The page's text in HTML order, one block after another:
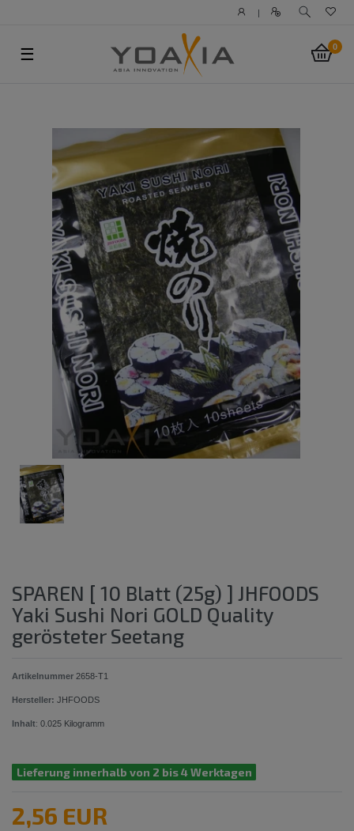
|
0
☰
SPAREN [ 10 Blatt (25g) ] JHFOODS
Yaki Sushi Nori GOLD Quality
gerösteter Seetang
Artikelnummer 2658-T1
Hersteller: JHFOODS
Inhalt: 0.025 Kilogramm
Lieferung innerhalb von 2 bis 4 Werktagen
2,56 EUR